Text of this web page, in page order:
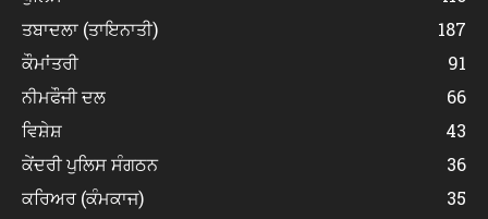
ਤਬਾਦਲਾ (ਤਾਇਨਾਤੀ)
187
ਕੌਮਾਂਤਰੀ
91
ਨੀਮਫੌਜੀ ਦਲ
66
ਵਿਸ਼ੇਸ਼
43
ਕੇਂਦਰੀ ਪੁਲਿਸ ਸੰਗਠਨ
36
ਕਰਿਅਰ (ਕੰਮਕਾਜ)
35